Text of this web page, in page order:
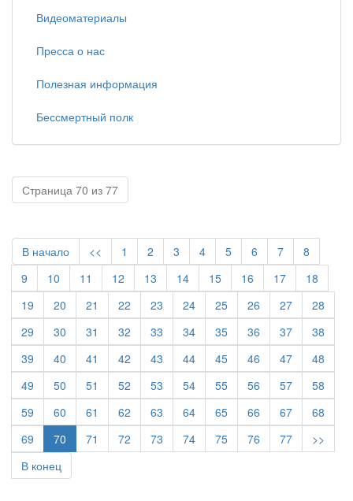
Видеоматериалы
Пресса о нас
Полезная информация
Бессмертный полк
Страница 70 из 77
В начало << 1 2 3 4 5 6 7
8
9
10 11 12 13 14 15 16 17
18
19
20 21 22 23 24 25 26 27
28
29
30 31 32 33 34 35 36 37
38
39
40 41 42 43 44 45 46 47
48
49
50 51 52 53 54 55 56 57
58
59
60 61 62 63 64 65 66 67
68
69
70 71 72 73 74 75 76 77
>>
В конец